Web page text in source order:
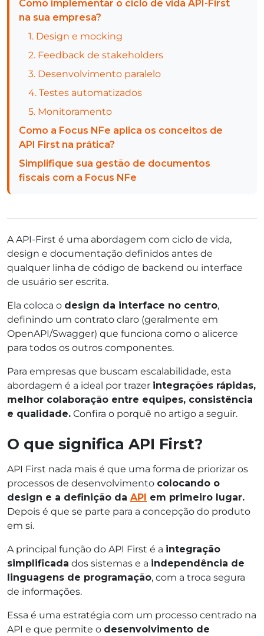
Como implementar o ciclo de vida API-First
na sua empresa?
1. Design e mocking
2. Feedback de stakeholders
3. Desenvolvimento paralelo
4. Testes automatizados
5. Monitoramento
Como a Focus NFe aplica os conceitos de
API First na prática?
Simplifique sua gestão de documentos
fiscais com a Focus NFe
A API-First é uma abordagem com ciclo de vida,
design e documentação definidos antes de
qualquer linha de código de backend ou interface
de usuário ser escrita.
Ela coloca o design da interface no centro,
definindo um contrato claro (geralmente em
OpenAPI/Swagger) que funciona como o alicerce
para todos os outros componentes.
Para empresas que buscam escalabilidade, esta
abordagem é a ideal por trazer integrações rápidas,
melhor colaboração entre equipes, consistência
e qualidade. Confira o porquê no artigo a seguir.
O que significa API First?
API First nada mais é que uma forma de priorizar os
processos de desenvolvimento colocando o
design e a definição da API em primeiro lugar.
Depois é que se parte para a concepção do produto
em si.
A principal função do API First é a integração
simplificada dos sistemas e a independência de
linguagens de programação, com a troca segura
de informações.
Essa é uma estratégia com um processo centrado na
API e que permite o desenvolvimento de